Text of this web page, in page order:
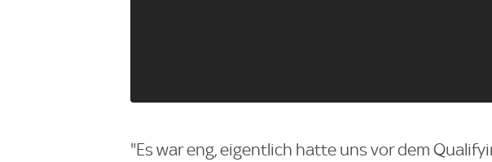
"Es war eng, eigentlich hatte uns vor dem